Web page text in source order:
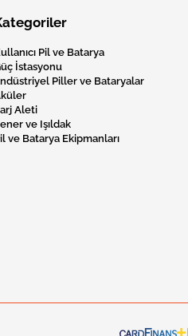
Pil ve Batarya
İstasyonu
Piller ve Bataryalar
Aleti
ve Işıldak
ve Batarya Ekipmanları